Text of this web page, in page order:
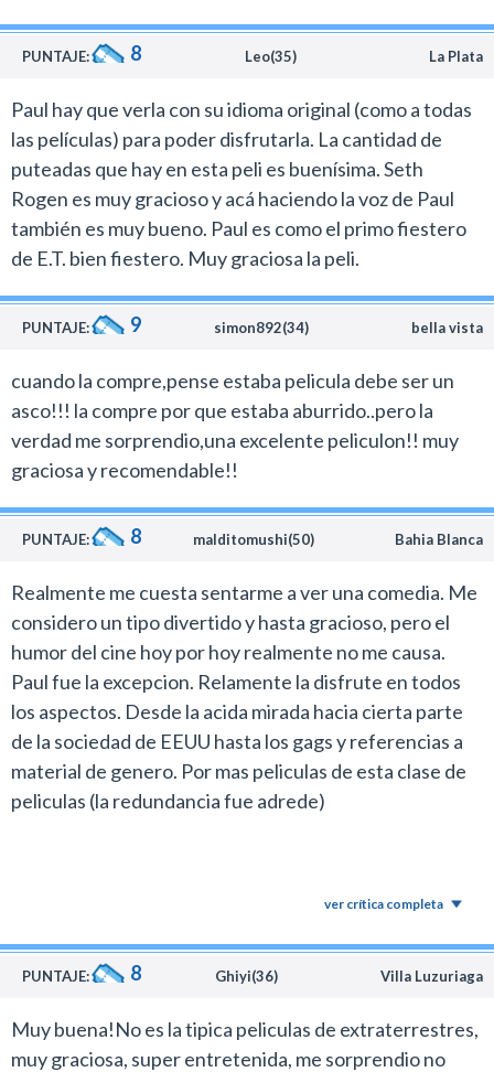
realmente te hagan reír en el cine. Por eso cada vez que
se anuncia una nueva película de estos dos monstruos
PUNTAJE: 8 Leo(35) La Plata
Paul hay que verla con su idioma original (como a todas
las películas) para poder disfrutarla. La cantidad de
puteadas que hay en esta peli es buenísima. Seth
Rogen es muy gracioso y acá haciendo la voz de Paul
también es muy bueno. Paul es como el primo fiestero
de E.T. bien fiestero. Muy graciosa la peli.
PUNTAJE: 9 simon892(34) bella vista
cuando la compre,pense estaba pelicula debe ser un
asco!!! la compre por que estaba aburrido..pero la
verdad me sorprendio,una excelente peliculon!! muy
graciosa y recomendable!!
PUNTAJE: 8 malditomushi(50) Bahia Blanca
Realmente me cuesta sentarme a ver una comedia. Me
considero un tipo divertido y hasta gracioso, pero el
humor del cine hoy por hoy realmente no me causa.
Paul fue la excepcion. Relamente la disfrute en todos
los aspectos. Desde la acida mirada hacia cierta parte
de la sociedad de EEUU hasta los gags y referencias a
material de genero. Por mas peliculas de esta clase de
peliculas (la redundancia fue adrede)
ver crítica completa
PUNTAJE: 8 Ghiyi(36) Villa Luzuriaga
Muy buena!No es la tipica peliculas de extraterrestres,
muy graciosa, super entretenida, me sorprendio no